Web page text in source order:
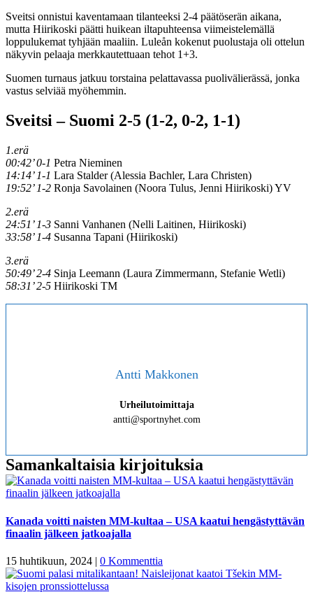
Sveitsi onnistui kaventamaan tilanteeksi 2-4 päätöserän aikana,
mutta Hiirikoski päätti huikean iltapuhteensa viimeistelemällä
loppulukemat tyhjään maaliin. Luleån kokenut puolustaja oli ottelun
näkyvin pelaaja merkkautettuaan tehot 1+3.
Suomen turnaus jatkuu torstaina pelattavassa puolivälierässä, jonka
vastus selviää myöhemmin.
Sveitsi – Suomi 2-5 (1-2, 0-2, 1-1)
1.erä
00:42’ 0-1 Petra Nieminen
14:14’ 1-1 Lara Stalder (Alessia Bachler, Lara Christen)
19:52’ 1-2 Ronja Savolainen (Noora Tulus, Jenni Hiirikoski) YV
2.erä
24:51’ 1-3 Sanni Vanhanen (Nelli Laitinen, Hiirikoski)
33:58’ 1-4 Susanna Tapani (Hiirikoski)
3.erä
50:49’ 2-4 Sinja Leemann (Laura Zimmermann, Stefanie Wetli)
58:31’ 2-5 Hiirikoski TM
Antti Makkonen
Urheilutoimittaja
antti@sportnyhet.com
Samankaltaisia kirjoituksia
Kanada voitti naisten MM-kultaa – USA kaatui hengästyttävän
finaalin jälkeen jatkoajalla
15 huhtikuun, 2024 | 0 Kommenttia